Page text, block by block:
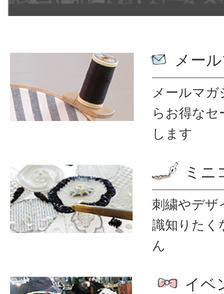
メー
メールマ
ら お得なセ
します
ミニ
刺繍やデザ
識知りたく
ん
イベ